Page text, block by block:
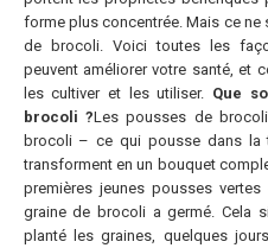
forme plus concentrée. Mais ce
de brocoli. Voici toutes les
peuvent améliorer votre santé, et
les cultiver et les utiliser. Que
brocoli ?Les pousses de
brocoli – ce qui pousse dans la
transforment en un bouquet
premières jeunes pousses
graine de brocoli a germé. Cela
planté les graines, quelques